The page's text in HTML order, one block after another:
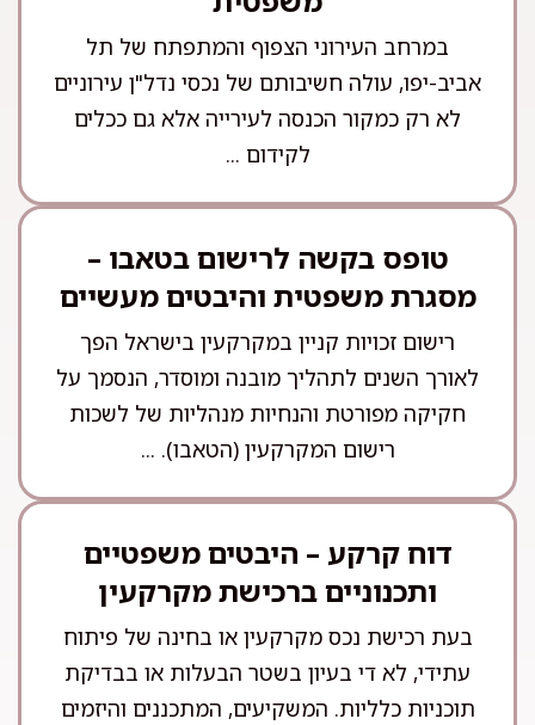
במרחב העירוני הצפוף והמתפתח של תל
אביב-יפו, עולה חשיבותם של נכסי נדל"ן עירוניים
לא רק כמקור הכנסה לעירייה אלא גם ככלים
לקידום ...
טופס בקשה לרישום בטאבו –
מסגרת משפטית והיבטים מעשיים
רישום זכויות קניין במקרקעין בישראל הפך
לאורך השנים לתהליך מובנה ומוסדר, הנסמך על
חקיקה מפורטת והנחיות מנהליות של לשכות
רישום המקרקעין (הטאבו). ...
דוח קרקע – היבטים משפטיים
ותכנוניים ברכישת מקרקעין
בעת רכישת נכס מקרקעין או בחינה של פיתוח
עתידי, לא די בעיון בשטר הבעלות או בבדיקת
תוכניות כלליות. המשקיעים, המתכננים והיזמים